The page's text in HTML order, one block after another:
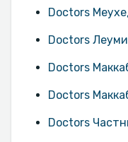
Doctors
Doctors
Doctors
Doctors
Doctors